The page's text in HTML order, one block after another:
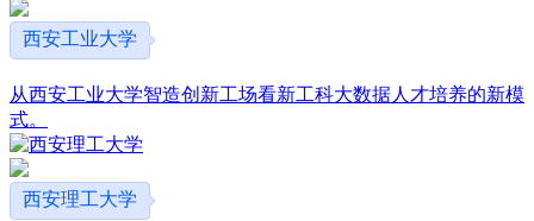
西安工业大学
从西安工业大学智造创新工场看新工科大数据人才培养的新模
式。
西安理工大学